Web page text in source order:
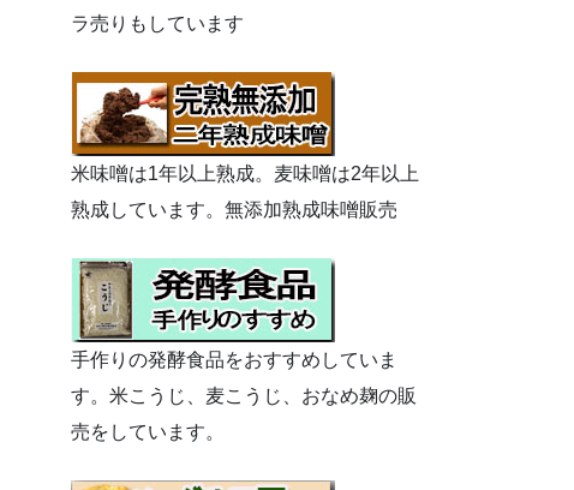
ラ売りもしています
米味噌は1年以上熟成。麦味噌は2年以上
熟成しています。無添加熟成味噌販売
手作りの発酵食品をおすすめしていま
す。米こうじ、麦こうじ、おなめ麹の販
売をしています。